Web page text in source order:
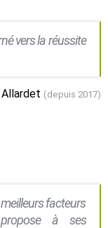
vers la réussite
(depuis 2017)
facteurs
à ses